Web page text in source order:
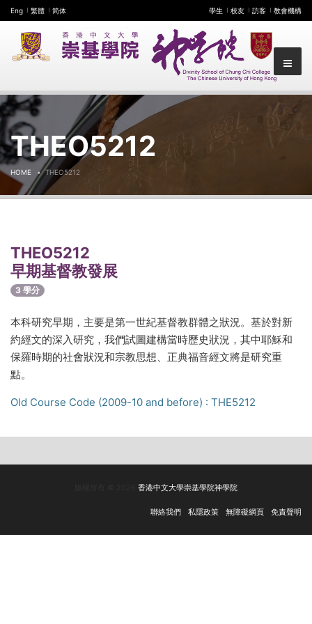
Eng 繁體 简体 學生 校友 訪客 教會機構
THEO5212
HOME THEO5212
THEO5212
早期基督教發展
3 學分
本科研究早期，主要是第一世紀基督教群體之狀況。基於對新
約經文的深入研究，我們試圖建構當時歷史狀況，其中耶穌和
保羅時期的社會狀況和宗教思想、正典福音經文將是研究重
點。
Old Course Code (2009-10 and before) : THE5212
香港中文大學崇基學院神學院
免責聲明
無障礙網頁
私隱政策
聯絡我們